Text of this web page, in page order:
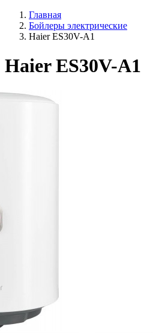
Главная
Бойлеры электрические
Haier ES30V-A1
Haier ES30V-A1